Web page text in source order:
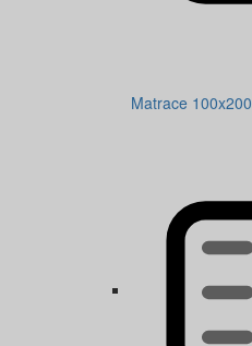
Matrace 100x200